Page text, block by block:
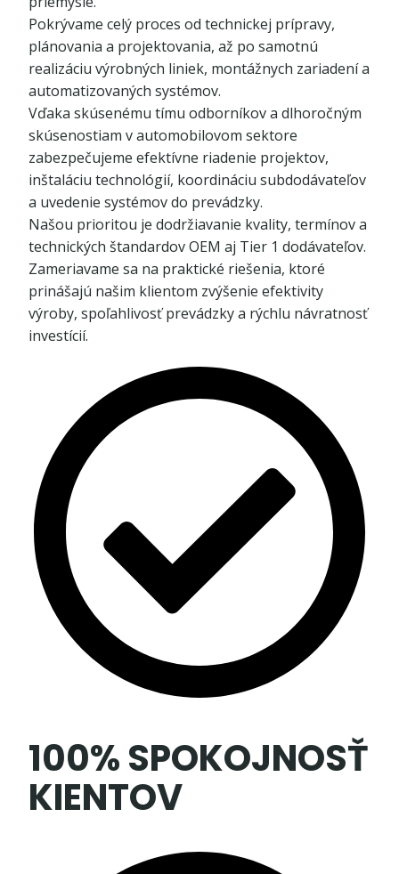
Pokrývame celý proces od technickej prípravy,
plánovania a projektovania, až po samotnú
realizáciu výrobných liniek, montážnych zariadení a
automatizovaných systémov.
Vďaka skúsenému tímu odborníkov a dlhoročným
skúsenostiam v automobilovom sektore
zabezpečujeme efektívne riadenie projektov,
inštaláciu technológií, koordináciu subdodávateľov
a uvedenie systémov do prevádzky.
Našou prioritou je dodržiavanie kvality, termínov a
technických štandardov OEM aj Tier 1 dodávateľov.
Zameriavame sa na praktické riešenia, ktoré
prinášajú našim klientom zvýšenie efektivity
výroby, spoľahlivosť prevádzky a rýchlu návratnosť
investícií.
100% SPOKOJNOSŤ
KIENTOV